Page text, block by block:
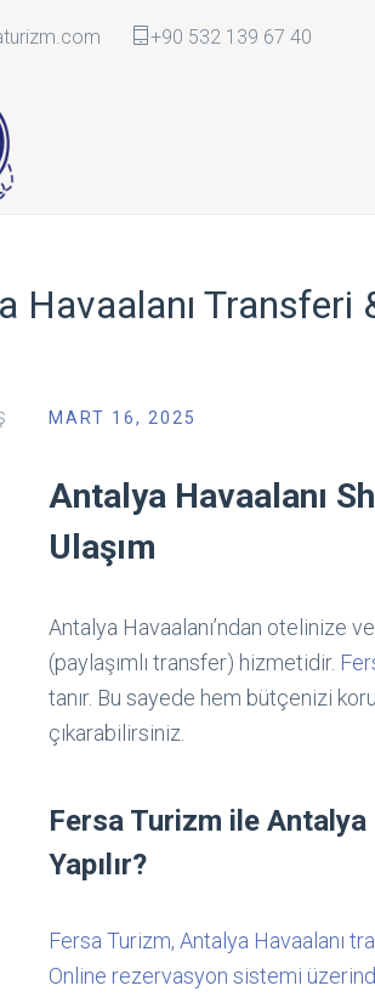
+90 532 139 67 40
Havaalanı Transferi
MART 16, 2025
Antalya Havaalanı
Ulaşım
Antalya Havaalanı’ndan otelinize
(paylaşımlı transfer) hizmetidir.
tanır. Bu sayede hem bütçenizi
çıkarabilirsiniz.
Fersa Turizm ile Antalya
Yapılır?
Fersa Turizm, Antalya Havaalanı
Online rezervasyon sistemi